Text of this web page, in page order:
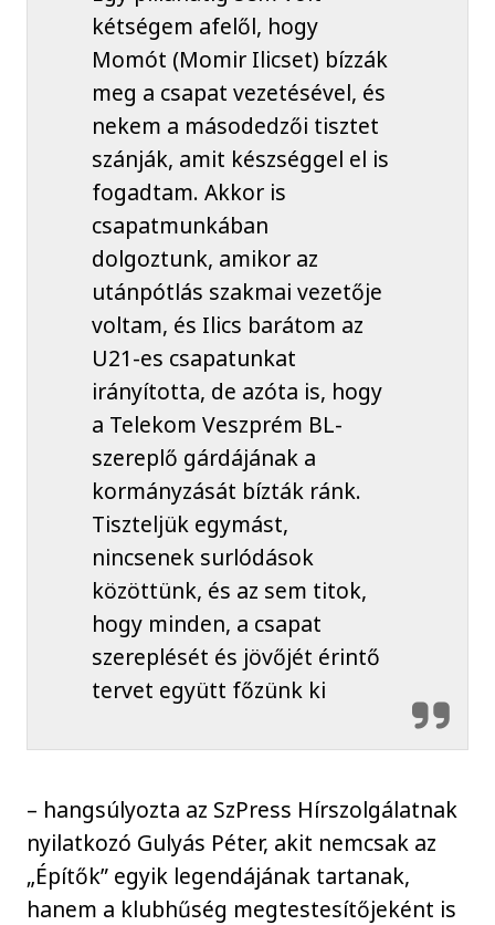
kétségem afelől, hogy
Momót (Momir Ilicset) bízzák
meg a csapat vezetésével, és
nekem a másodedzői tisztet
szánják, amit készséggel el is
fogadtam. Akkor is
csapatmunkában
dolgoztunk, amikor az
utánpótlás szakmai vezetője
voltam, és Ilics barátom az
U21-es csapatunkat
irányította, de azóta is, hogy
a Telekom Veszprém BL-
szereplő gárdájának a
kormányzását bízták ránk.
Tiszteljük egymást,
nincsenek surlódások
közöttünk, és az sem titok,
hogy minden, a csapat
szereplését és jövőjét érintő
tervet együtt főzünk ki
– hangsúlyozta az SzPress Hírszolgálatnak
nyilatkozó Gulyás Péter, akit nemcsak az
„Építők” egyik legendájának tartanak,
hanem a klubhűség megtestesítőjeként is